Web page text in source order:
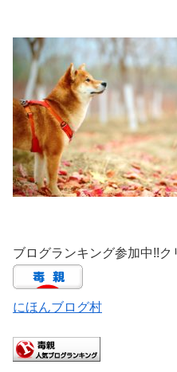
ブログランキング参加中!!
にほんブログ村